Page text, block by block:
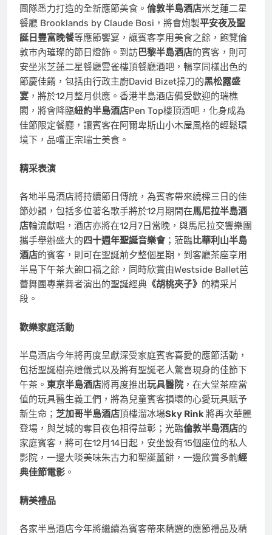
團隊悉力打造的全新應節美食。 倫敦半島酒店米芝蓮二星
餐廳 Brooklands by Claude Bosi，將會炮製平安夜及聖
誕日豐富晚餐等應節饗宴，讓賓客享用美食之餘，飽覽倫
敦巿內璀璨的節日燈飾。到訪巴黎半島酒店的賓客，則可
安坐米芝蓮二星餐廳雲雀樓頂餐廳酒吧，暢享同樣出色的
節慶佳餚，包括由行政主廚David Bizet操刀的黑松露盛
宴 ，將於12月整月供應。香港半島酒店備受歡迎的瑞樵
閣，將會降臨紐約半島酒店Pen Top樓頂酒吧，化身成為
佳節限定餐廳，讓賓客在阿爾卑斯山小木屋風格的輕鬆環
境下，品嚐正宗瑞士美食。
精采表演
各地半島酒店將持續節日傳統，為賓客帶來繞樑三日的佳
節妙韻，包括多位著名歌手將於12月期間在馬尼拉半島酒
店輪流獻唱，酒店亦將在12月7日當晚，與馬尼拉交響樂團
攜手舉辦盛大的四十週年聖誕音樂會；蒞臨比華利山半島
酒店的賓客，則可在聖誕前夕整個星期，到客廳茶座享用
半島下午茶大飽口福之餘，同時欣賞由Westside Ballet芭
蕾舞團專業舞者演出的聖誕經典 《胡桃夾子》 的精采片
段。
歡樂家庭活動
半島酒店今年將再度呈獻深受家庭賓客喜愛的應節活動，
包括聖誕樹亮燈儀式以及將有聖誕老人驚喜現身的佳節下
午茶。 東京半島酒店將再度推出玩具醫院 ，在大堂茶座當
值的玩具醫生義工們，將為兒童賓客損壞的心愛玩具賦予
新生命； 芝加哥半島酒店頂樓溜冰場Sky Rink將再次華麗
登場，與芝城的奪目夜色相得益彰；光臨倫敦半島酒店的
家庭賓客，將可在12月14日起，安坐設有15個座位的私人
影院，一邊大啖美味朱古力和聖誕薑餅，一邊欣賞多齣經
典佳節電影 。
精美禮品
各家半島酒店今年將繼續為賓客帶來精選的應節禮品及精